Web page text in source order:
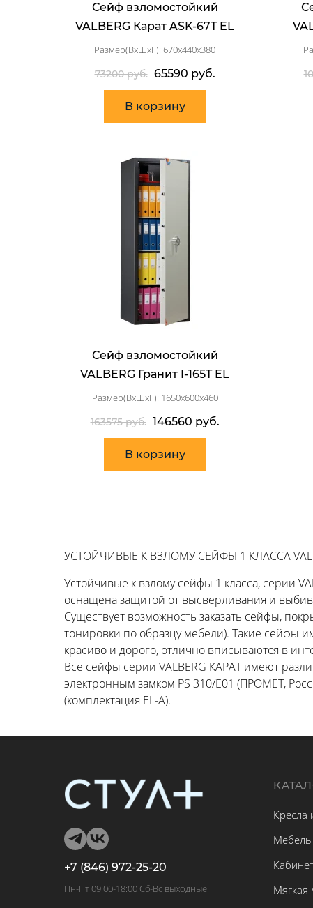
Сейф взломостойкий
VALBERG Карат ASK-67T EL
Размер(ВхШхГ): 670x440x380
73200 руб. 65590 руб.
В корзину
Сейф взломостойкий
VALBERG Гранит I-165T EL
Размер(ВхШхГ): 1650x600x460
163575 руб. 146560 руб.
В корзину
УСТОЙЧИВЫЕ К ВЗЛОМУ СЕЙФЫ 1 КЛАССА
Устойчивые к взлому сейфы 1 класса, серии
оснащена защитой от высверливания и
Существует возможность заказать сейфы,
тонировки по образцу мебели). Такие сейфы
красиво и дорого, отлично вписываются в
Все сейфы серии VALBERG КАРАТ имеют
электронным замком PS 310/E01 (ПРОМЕТ,
(комплектация EL-A).
+7 (846) 972-25-20
Пн-Пт 09:00-18:00 Сб-Вс выходные
Кресла
Мебель
Мягкая